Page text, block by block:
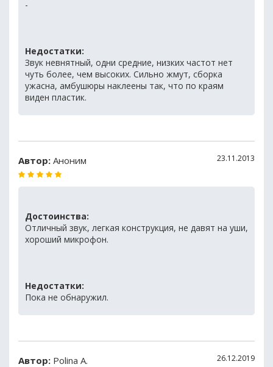
-
Недостатки:
Звук невнятный, одни средние, низких частот нет
чуть более, чем высоких. Сильно жмут, сборка
ужасна, амбушюры наклеены так, что по краям
виден пластик.
Автор: Аноним 23.11.2013
Достоинства:
Отличный звук, легкая конструкция, не давят на уши,
хороший микрофон.
Недостатки:
Пока не обнаружил.
Автор: Polina A. 26.12.2019